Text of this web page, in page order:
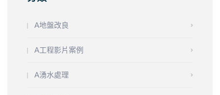
A地盤改良
A工程影片案例
A湧水處理